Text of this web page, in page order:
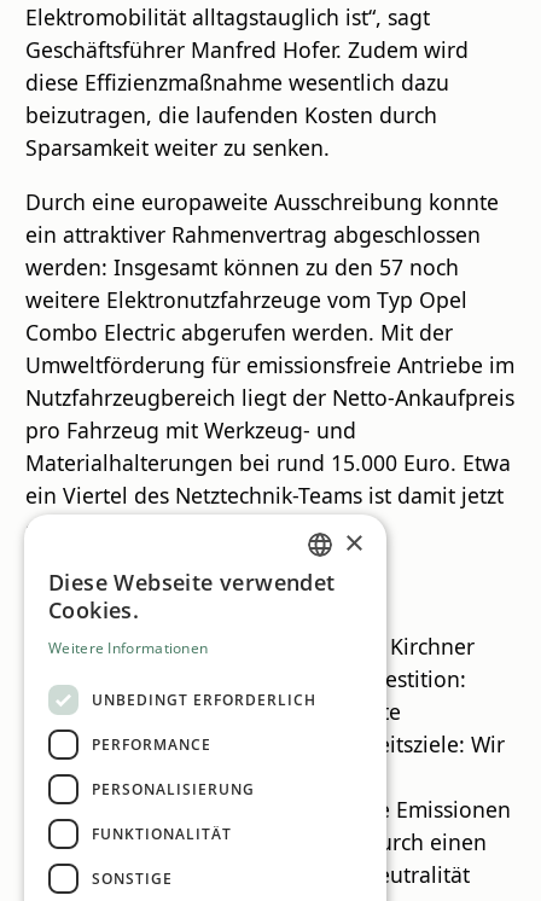
Elektromobilität alltagstauglich ist“, sagt
Geschäftsführer Manfred Hofer. Zudem wird
diese Effizienzmaßnahme wesentlich dazu
beizutragen, die laufenden Kosten durch
Sparsamkeit weiter zu senken.
Durch eine europaweite Ausschreibung konnte
ein attraktiver Rahmenvertrag abgeschlossen
werden: Insgesamt können zu den 57 noch
weitere Elektronutzfahrzeuge vom Typ Opel
Combo Electric abgerufen werden. Mit der
Umweltförderung für emissionsfreie Antriebe im
Nutzfahrzeugbereich liegt der Netto-Ankaufpreis
pro Fahrzeug mit Werkzeug- und
Materialhalterungen bei rund 15.000 Euro. Etwa
ein Viertel des Netztechnik-Teams ist damit jetzt
elektrisch und umweltfreundlich im
Versorgungsgebiet unterwegs.
Auch Netz Oberösterreich-
Aufsichtsratsvorsitzender Alexander Kirchner
unterstreicht die Bedeutung der Investition:
„Dieses Engagement ist eine perfekte
Unterstützung unserer Nachhaltigkeitsziele: Wir
verfolgen konsequent das Ziel der
Dekarbonisierung, indem wir fossile Emissionen
weitestgehend reduzieren und dadurch einen
entscheidenden Beitrag zur Klimaneutralität
GERMAN
×
Diese Webseite verwendet
Cookies.
Weitere Informationen
UNBEDINGT ERFORDERLICH
PERFORMANCE
PERSONALISIERUNG
FUNKTIONALITÄT
SONSTIGE